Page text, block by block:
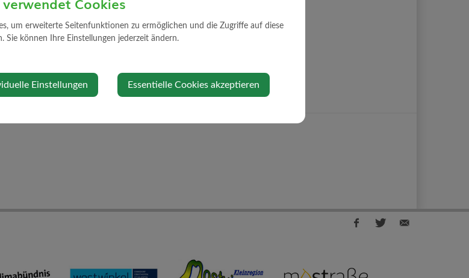
kaiselgruber@strengberg.gv.at
⇐ zurück
um erweiterte Seitenfunktionen zu ermöglichen und die Zugriffe auf diese
Sie können Ihre Einstellungen jederzeit ändern.
Einstellungen Essentielle Cookies akzeptieren